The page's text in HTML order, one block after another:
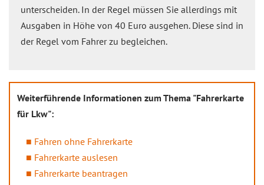
unterscheiden. In der Regel müssen Sie allerdings mit
Ausgaben in Höhe von 40 Euro ausgehen. Diese sind in
der Regel vom Fahrer zu begleichen.
Weiterführende Informationen zum Thema "Fahrerkarte
für Lkw":
Fahren ohne Fahrerkarte
Fahrerkarte auslesen
Fahrerkarte beantragen